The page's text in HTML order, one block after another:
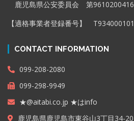
鹿児島県公安委員会 第
【適格事業者登録番号】
CONTACT INFORMATION
099-208-2080
099-298-9949
★@aitabi.co.jp ★はinfo
鹿児島県鹿児島市東谷山3丁目34-